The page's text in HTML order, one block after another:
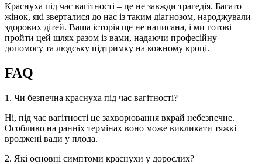
Краснуха під час вагітності – це не завжди трагедія. Багато
жінок, які зверталися до нас із таким діагнозом, народжували
здорових дітей. Ваша історія ще не написана, і ми готові
пройти цей шлях разом із вами, надаючи професійну
допомогу та людську підтримку на кожному кроці.
FAQ
1. Чи безпечна краснуха під час вагітності?
Ні, під час вагітності це захворювання вкрай небезпечне.
Особливо на ранніх термінах воно може викликати тяжкі
вроджені вади у плода.
2. Які основні симптоми краснухи у дорослих?